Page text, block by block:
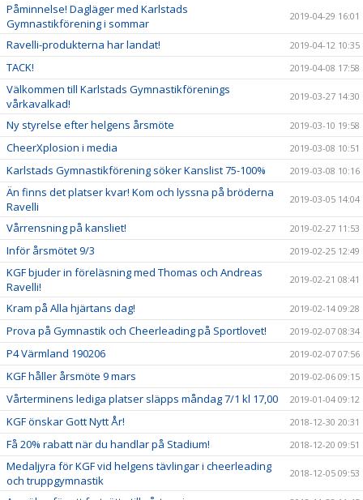
Påminnelse! Dagläger med Karlstads
Gymnastikförening i sommar
2019-04-29 16:01
Ravelli-produkterna har landat! 2019-04-12 10:35
TACK! 2019-04-08 17:58
Välkommen till Karlstads Gymnastikförenings
vårkavalkad!
2019-03-27 14:30
Ny styrelse efter helgens årsmöte 2019-03-10 19:58
CheerXplosion i media 2019-03-08 10:51
Karlstads Gymnastikförening söker Kanslist 75-100% 2019-03-08 10:16
Än finns det platser kvar! Kom och lyssna på bröderna
Ravelli
2019-03-05 14:04
Vårrensning på kansliet! 2019-02-27 11:53
Inför årsmötet 9/3 2019-02-25 12:49
KGF bjuder in föreläsning med Thomas och Andreas
Ravelli!
2019-02-21 08:41
Kram på Alla hjärtans dag! 2019-02-14 09:28
Prova på Gymnastik och Cheerleading på Sportlovet! 2019-02-07 08:34
P4 Värmland 190206 2019-02-07 07:56
KGF håller årsmöte 9 mars 2019-02-06 09:15
Vårterminens lediga platser släpps måndag 7/1 kl 17,00 2019-01-04 09:12
KGF önskar Gott Nytt År! 2018-12-30 20:31
Få 20% rabatt när du handlar på Stadium! 2018-12-20 09:51
Medaljyra för KGF vid helgens tävlingar i cheerleading
och truppgymnastik
2018-12-05 09:53